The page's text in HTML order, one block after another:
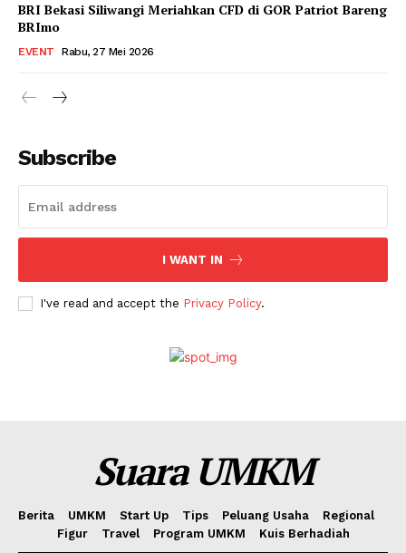
BRI Bekasi Siliwangi Meriahkan CFD di GOR Patriot Bareng
BRImo
EVENT Rabu, 27 Mei 2026
Subscribe
I WANT IN
I've read and accept the Privacy Policy.
Suara UMKM
Berita UMKM Start Up Tips Peluang Usaha
Regional
Figur
Travel Program UMKM Kuis Berhadiah